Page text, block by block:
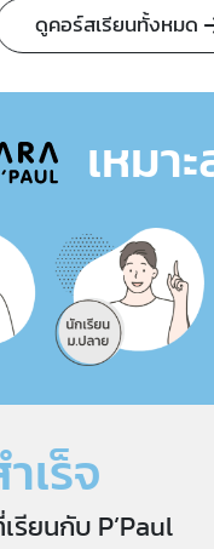
ดูคอร์สเรียนทั้งหมด
เหมา
เร็จ
รียนกับ P’Paul